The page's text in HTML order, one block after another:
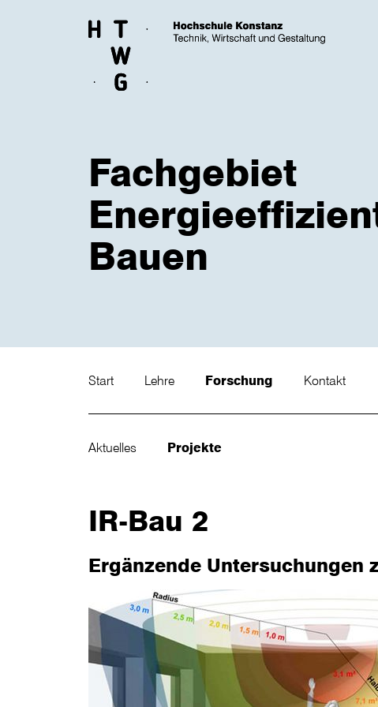
Fachgebiet
Bauen
Start Lehre Forschung Kontakt
Aktuelles Projekte
IR-Bau 2
Ergänzende Untersuchungen